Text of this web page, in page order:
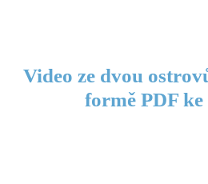
Video ze dvou
formě PDF ke